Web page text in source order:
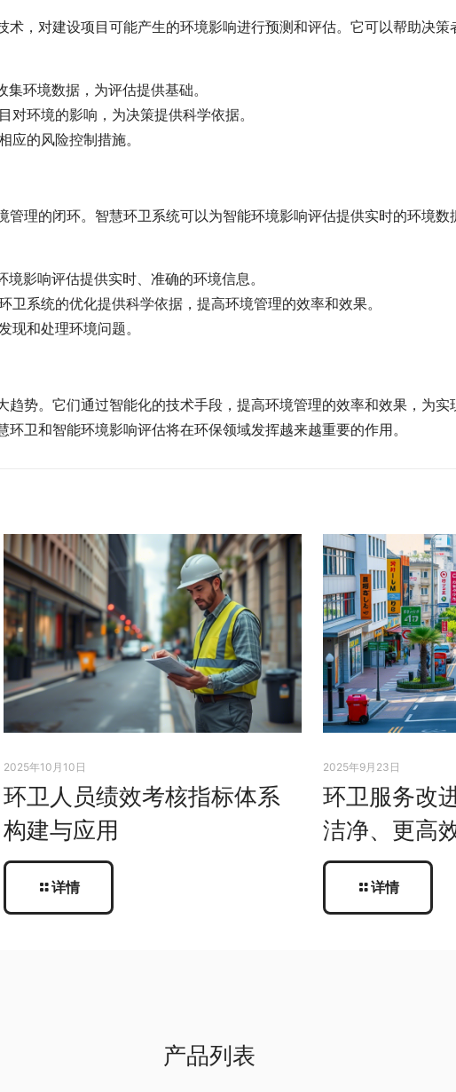
，对建设项目可能产生的环境影响进行预测和评估。它可以帮助决
环境数据，为评估提供基础。
环境的影响，为决策提供科学依据。
应的风险控制措施。
理的闭环。智慧环卫系统可以为智能环境影响评估提供实时的环境
影响评估提供实时、准确的环境信息。
系统的优化提供科学依据，提高环境管理的效率和效果。
现和处理环境问题。
势。它们通过智能化的技术手段，提高环境管理的效率和效果，为
卫和智能环境影响评估将在环保领域发挥越来越重要的作用。
2025年10月10日
环卫人员绩效考核指标体系
构建与应用
详情
2025年9月23日
环卫服务改
洁净、更高
详情
产品列表